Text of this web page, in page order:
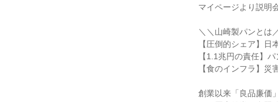
マイページより説明
＼＼山崎製パンとは
【圧倒的シェア】日
【1.1兆円の責任】
【食のインフラ】災
創業以来「良品廉価